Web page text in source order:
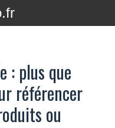
: plus que
référencer
ou